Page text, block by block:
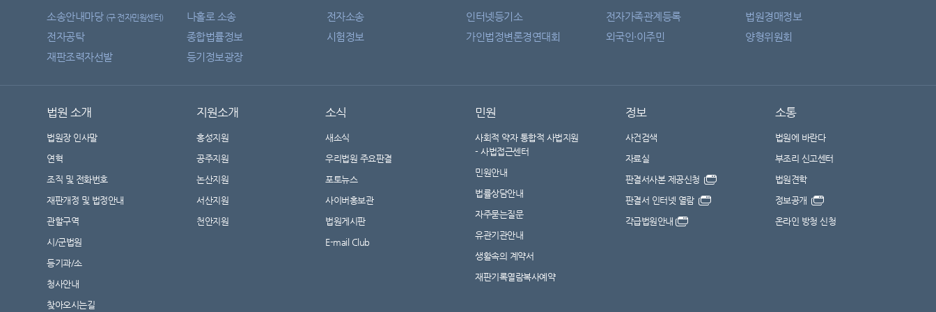
소송안내마당 (구 전자민원센터) 나홀로 소송 전자소송 인터넷등기소 전자가족관계등록
법원경매정보
전자공탁
종합법률정보 시험정보 가인법정변론경연대회 외국인·이주민
양형위원회
재판조력자선발
등기정보광장
법원 소개
법원장 인사말
연혁
조직 및 전화번호
재판개정 및 법정안내
관할구역
시/군법원
등기과/소
청사안내
찾아오시는길
지원소개
홍성지원
공주지원
논산지원
서산지원
천안지원
소식
새소식
우리법원 주요판결
포토뉴스
사이버홍보관
법원게시판
E-mail Club
민원
사회적 약자 통합적 사법지원
- 사법접근센터
민원안내
법률상담안내
자주묻는질문
유관기관안내
생활속의 계약서
재판기록열람복사예약
정보
사건검색
자료실
판결서사본 제공신청
판결서 인터넷 열람
각급법원안내
소통
법원에 바란다
부조리 신고센터
법원견학
정보공개
온라인 방청 신청